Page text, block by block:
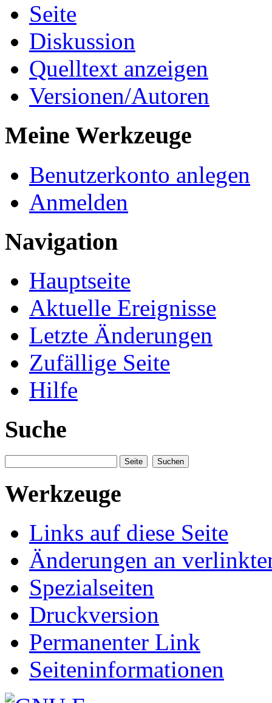
Seite
Diskussion
Quelltext anzeigen
Versionen/Autoren
Meine Werkzeuge
Benutzerkonto anlegen
Anmelden
Navigation
Hauptseite
Aktuelle Ereignisse
Letzte Änderungen
Zufällige Seite
Hilfe
Suche
Werkzeuge
Links auf diese Seite
Änderungen an
Spezialseiten
Druckversion
Permanenter Link
Seiteninformationen